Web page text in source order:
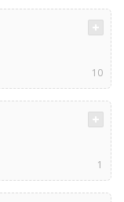
10
1